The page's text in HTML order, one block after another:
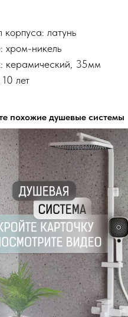
латунь
хром-никель
керамический, 35мм
лет
похожие душевые системы